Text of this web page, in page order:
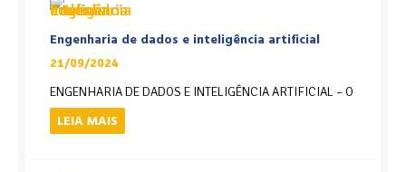
Engenharia de dados e inteligência artificial
21/09/2024
ENGENHARIA DE DADOS E INTELIGÊNCIA ARTIFICIAL – O
LEIA MAIS